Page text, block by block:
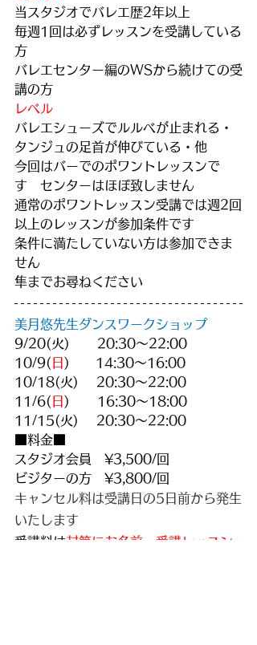
当スタジオでバレエ歴2年以上
毎週1回は必ずレッスンを受講している
方
バレエセンター編のWSから続けての受
講の方
レベル
バレエシューズでルルべが止まれる・
タンジュの足首が伸びている・他
今回はバーでのポワントレッスンで
す　センターはほぼ致しません
通常のポワントレッスン受講では週2回
以上のレッスンが参加条件です
条件に満たしていない方は参加できま
せん
隼までお尋ねください
美月悠先生ダンスワークショップ
9/20(火)　   20:30～22:00
10/9( 日 )　　14:30～16:00
10/18(火)　 20:30～22:00
11/6( 日 )　   16:30～18:00
11/15(火)　 20:30～22:00
■料金■
スタジオ会員　¥3,500/回
ビジターの方　¥3,800/回
キャンセル料は受講日の5日前から発生
いたします
受講料は封筒にお名前・受講レッスン